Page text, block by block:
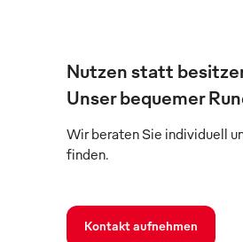
Nutzen statt
Unser bequemer
Wir beraten Sie individuell
finden.
Kontakt aufnehmen